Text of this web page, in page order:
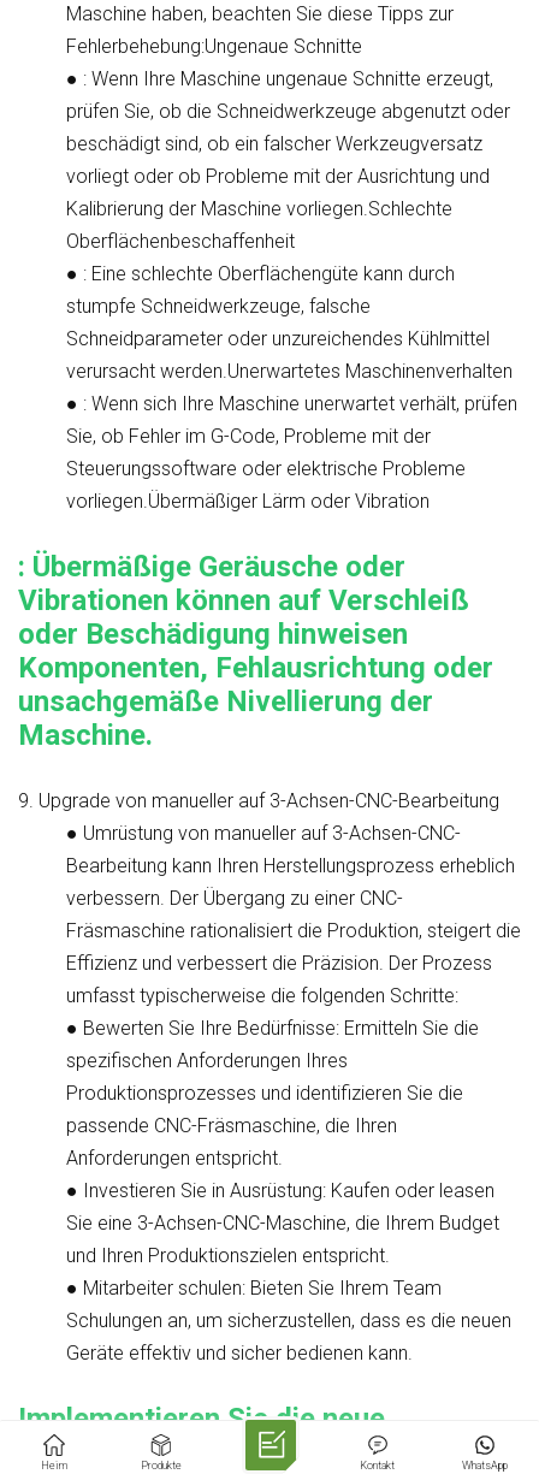
Maschine haben, beachten Sie diese Tipps zur
Fehlerbehebung:Ungenaue Schnitte
● : Wenn Ihre Maschine ungenaue Schnitte erzeugt,
prüfen Sie, ob die Schneidwerkzeuge abgenutzt oder
beschädigt sind, ob ein falscher Werkzeugversatz
vorliegt oder ob Probleme mit der Ausrichtung und
Kalibrierung der Maschine vorliegen.Schlechte
Oberflächenbeschaffenheit
● : Eine schlechte Oberflächengüte kann durch
stumpfe Schneidwerkzeuge, falsche
Schneidparameter oder unzureichendes Kühlmittel
verursacht werden.Unerwartetes Maschinenverhalten
● : Wenn sich Ihre Maschine unerwartet verhält, prüfen
Sie, ob Fehler im G-Code, Probleme mit der
Steuerungssoftware oder elektrische Probleme
vorliegen.Übermäßiger Lärm oder Vibration
: Übermäßige Geräusche oder
Vibrationen können auf Verschleiß
oder Beschädigung hinweisen
Komponenten, Fehlausrichtung oder
unsachgemäße Nivellierung der
Maschine.
9. Upgrade von manueller auf 3-Achsen-CNC-Bearbeitung
● Umrüstung von manueller auf 3-Achsen-CNC-
Bearbeitung kann Ihren Herstellungsprozess erheblich
verbessern. Der Übergang zu einer CNC-
Fräsmaschine rationalisiert die Produktion, steigert die
Effizienz und verbessert die Präzision. Der Prozess
umfasst typischerweise die folgenden Schritte:
● Bewerten Sie Ihre Bedürfnisse: Ermitteln Sie die
spezifischen Anforderungen Ihres
Produktionsprozesses und identifizieren Sie die
passende CNC-Fräsmaschine, die Ihren
Anforderungen entspricht.
● Investieren Sie in Ausrüstung: Kaufen oder leasen
Sie eine 3-Achsen-CNC-Maschine, die Ihrem Budget
und Ihren Produktionszielen entspricht.
● Mitarbeiter schulen: Bieten Sie Ihrem Team
Schulungen an, um sicherzustellen, dass es die neuen
Geräte effektiv und sicher bedienen kann.
Implementieren Sie die neue
Technologie
Heim Produkte WhatsApp
Kontakt